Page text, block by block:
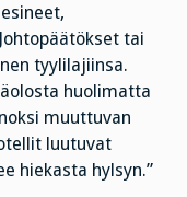
tai
tyylilajiinsa.
huolimatta
muuttuvan
luutuvat
hiekasta hylsyn.”